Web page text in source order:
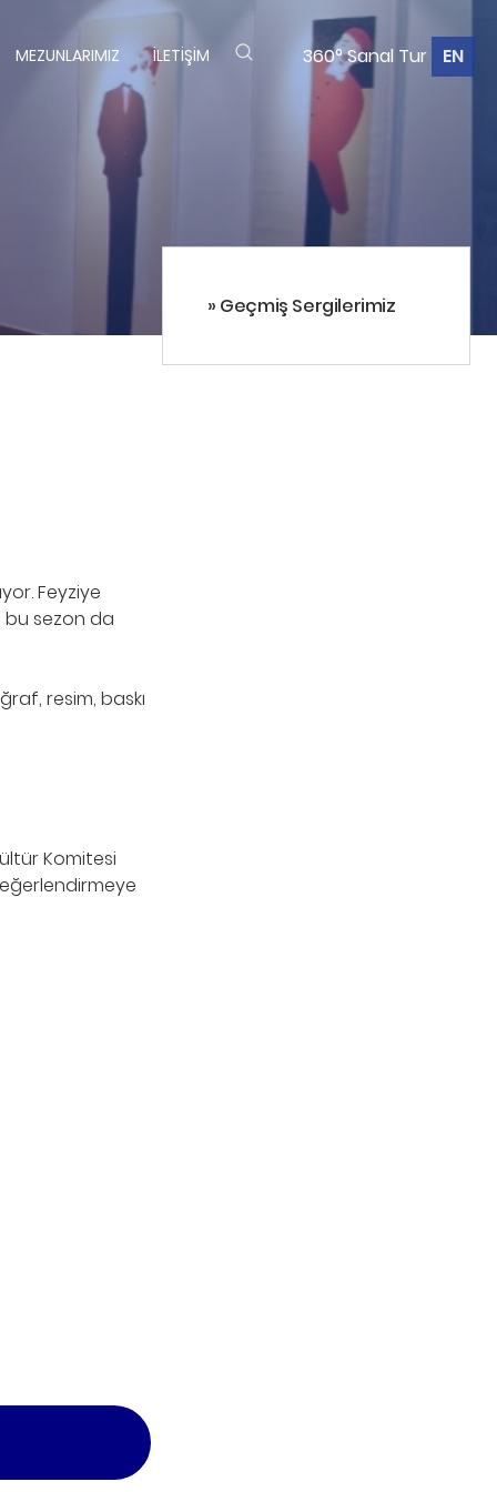
MEZUNLARIMIZ İLETIŞIM 360° Sanal Tur EN
Feyziye
bu sezon da
resim, baskı
Komitesi
» Geçmiş Sergilerimiz